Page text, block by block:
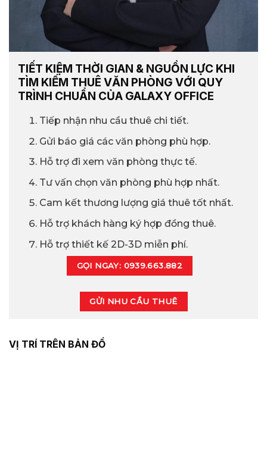
TIẾT KIỆM THỜI GIAN & NGUỒN LỰC KHI
TÌM KIẾM THUÊ VĂN PHÒNG VỚI QUY
TRÌNH CHUẨN CỦA GALAXY OFFICE
Tiếp nhận nhu cầu thuê chi tiết.
Gửi báo giá các văn phòng phù hợp.
Hỗ trợ đi xem văn phòng thực tế.
Tư vấn chọn văn phòng phù hợp nhất.
Cam kết thương lượng giá thuê tốt nhất.
Hỗ trợ khách hàng ký hợp đồng thuê.
Hỗ trợ thiết kế 2D-3D miễn phí.
GỌI NGAY: 0939.663.882
GỬI NHU CẦU THUÊ
VỊ TRÍ TRÊN BẢN ĐỒ